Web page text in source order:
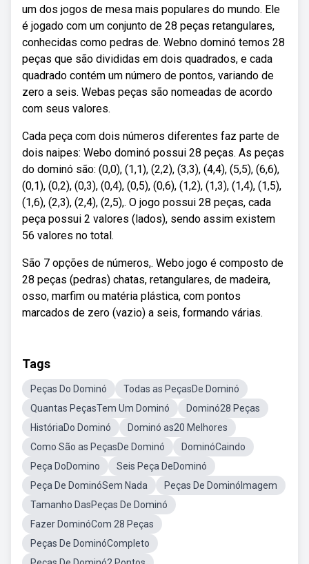
um dos jogos de mesa mais populares do mundo. Ele
é jogado com um conjunto de 28 peças retangulares,
conhecidas como pedras de. Webno dominó temos 28
peças que são divididas em dois quadrados, e cada
quadrado contém um número de pontos, variando de
zero a seis. Webas peças são nomeadas de acordo
com seus valores.
Cada peça com dois números diferentes faz parte de
dois naipes: Webo dominó possui 28 peças. As peças
do dominó são: (0,0), (1,1), (2,2), (3,3), (4,4), (5,5), (6,6),
(0,1), (0,2), (0,3), (0,4), (0,5), (0,6), (1,2), (1,3), (1,4), (1,5),
(1,6), (2,3), (2,4), (2,5),. O jogo possui 28 peças, cada
peça possui 2 valores (lados), sendo assim existem
56 valores no total.
São 7 opções de números,. Webo jogo é composto de
28 peças (pedras) chatas, retangulares, de madeira,
osso, marfim ou matéria plástica, com pontos
marcados de zero (vazio) a seis, formando várias.
Tags
Peças Do Dominó
Todas as PeçasDe Dominó
Quantas PeçasTem Um Dominó
Dominó28 Peças
HistóriaDo Dominó
Dominó as20 Melhores
Como São as PeçasDe Dominó
DominóCaindo
Peça DoDomino
Seis Peça DeDominó
Peça De DominóSem Nada
Peças De DominóImagem
Tamanho DasPeças De Dominó
Fazer DominóCom 28 Peças
Peças De DominóCompleto